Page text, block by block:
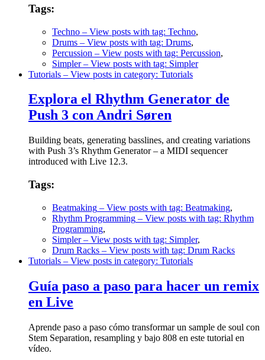
Tags:
Techno – View posts with tag: Techno,
Drums – View posts with tag: Drums,
Percussion – View posts with tag: Percussion,
Simpler– View posts with tag: Simpler
Tutorials – View posts in category: Tutorials
Explora el Rhythm Generator de
Push 3 con Andri Søren
Building beats, generating basslines, and creating variations
with Push 3’s Rhythm Generator – a MIDI sequencer
introduced with Live 12.3.
Tags:
Beatmaking – View posts with tag: Beatmaking,
Rhythm Programming – View posts with tag: Rhythm
Programming,
Simpler– View posts with tag: Simpler,
Drum Racks – View posts with tag: Drum Racks
Tutorials – View posts in category: Tutorials
Guía paso a paso para hacer un remix
en Live
Aprende paso a paso cómo transformar un sample de soul con
Stem Separation, resampling y bajo 808 en este tutorial en
vídeo.